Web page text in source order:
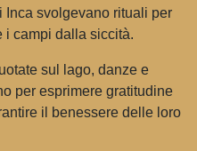
Inca svolgevano rituali per
i campi dalla siccità.
sul lago, danze e
per esprimere gratitudine
il benessere delle loro